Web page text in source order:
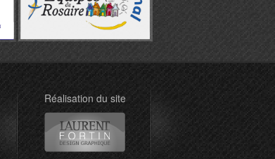
Réalisation du site